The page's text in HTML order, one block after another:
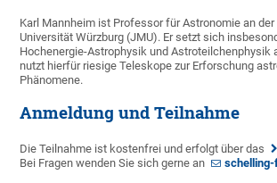
Karl Mannheim ist Professor für Astronomie an
Universität Würzburg (JMU). Er setzt sich
Hochenergie-Astrophysik und Astroteilchenphysik
nutzt hierfür riesige Teleskope zur Erforschung
Phänomene.
Anmeldung und Teilnahme
Die Teilnahme ist kostenfrei und erfolgt über das
Bei Fragen wenden Sie sich gerne an
schelling-